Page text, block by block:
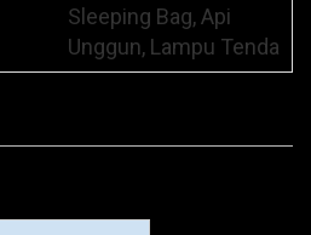
Sleeping Bag, Api
Unggun, Lampu Tenda